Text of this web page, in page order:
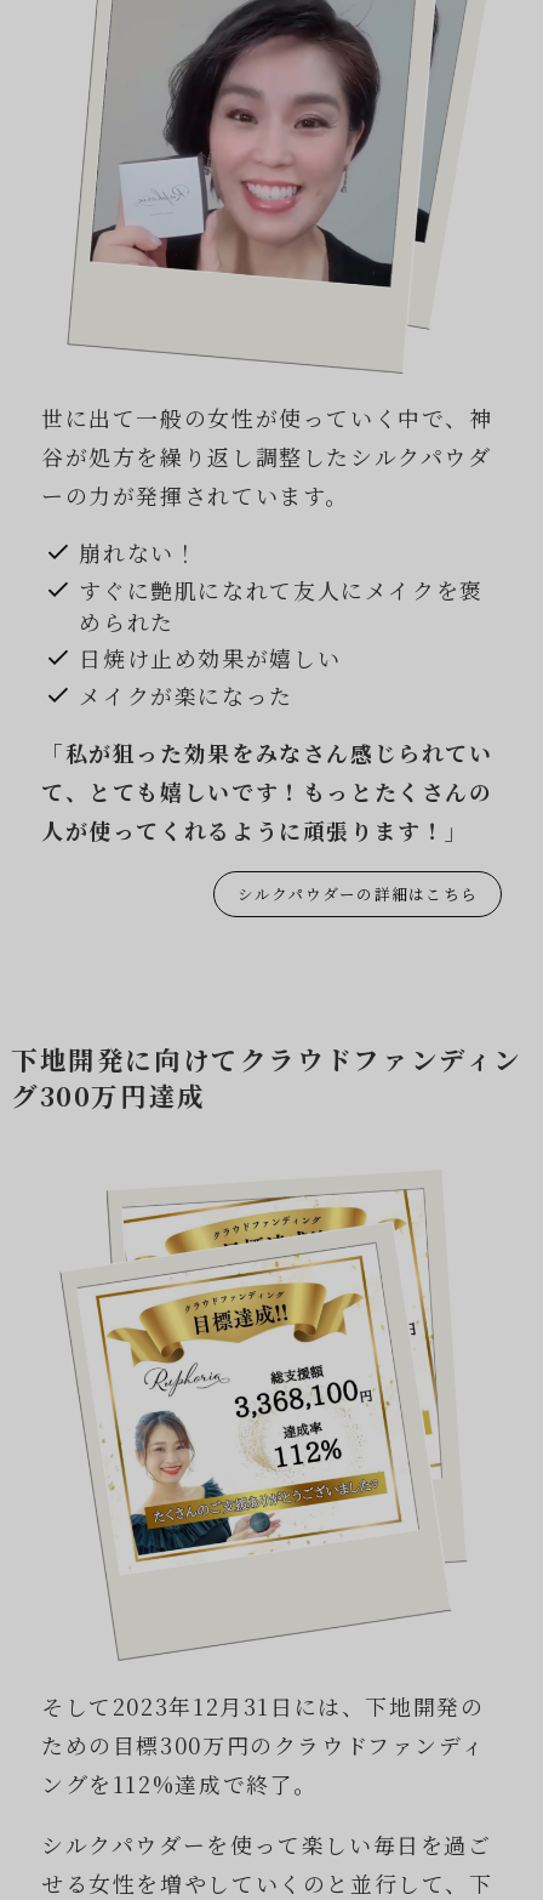
世に出て一般の女性が使っていく中で、神
谷が処方を繰り返し調整したシルクパウダ
ーの力が発揮されています。
崩れない！
すぐに艶肌になれて友人にメイクを褒
められた
日焼け止め効果が嬉しい
メイクが楽になった
「私が狙った効果をみなさん感じられてい
て、とても嬉しいです！もっとたくさんの
人が使ってくれるように頑張ります！」
シルクパウダーの詳細はこちら
下地開発に向けてクラウドファンディン
グ300万円達成
そして2023年12月31日には、下地開発の
ための目標300万円のクラウドファンディ
ングを112%達成で終了。
シルクパウダーを使って楽しい毎日を過ご
せる女性を増やしていくのと並行して、下